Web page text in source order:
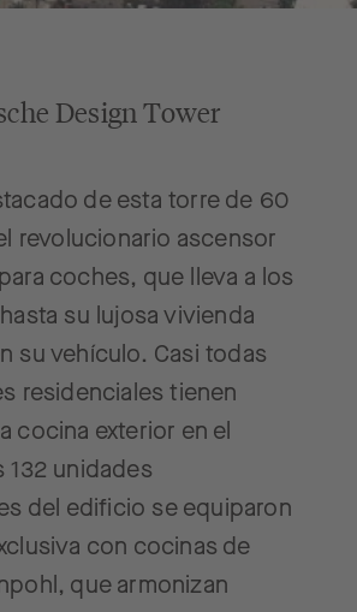
Design Tower
de esta torre de 60
revolucionario ascensor
coches, que lleva a los
su lujosa vivienda
su vehículo. Casi todas
residenciales tienen
cocina exterior en el
132 unidades
del edificio se equiparon
con cocinas de
que armonizan